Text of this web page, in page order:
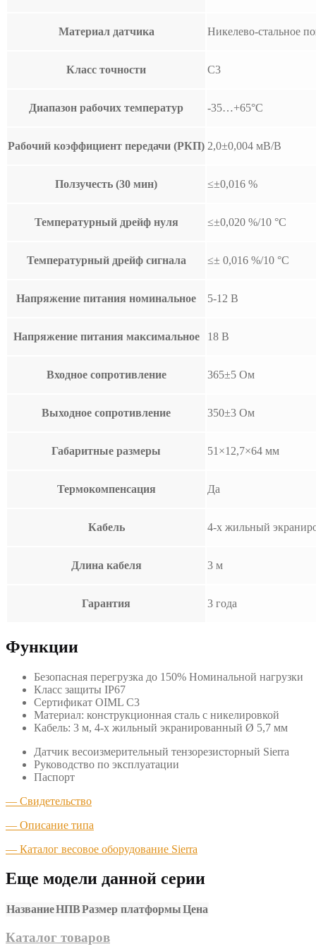
Материал датчика Никелево-стальное
Класс точности C3
Диапазон рабочих температур -35…+65°С
Рабочий коэффициент передачи (РКП) 2,0±0,004 мВ/В
Ползучесть (30 мин) ≤±0,016 %
Температурный дрейф нуля ≤±0,020 %/10 °C
Температурный дрейф сигнала ≤± 0,016 %/10 °C
Напряжение питания номинальное 5-12 В
Напряжение питания максимальное 18 В
Входное сопротивление 365±5 Ом
Выходное сопротивление 350±3 Ом
Габаритные размеры 51×12,7×64 мм
Термокомпенсация Да
Кабель 4-х жильный
Длина кабеля 3 м
Гарантия 3 года
Функции
Безопасная перегрузка до 150% Номинальной нагрузки
Класс защиты IP67
Сертификат OIML C3
Материал: конструкционная сталь с никелировкой
Кабель: 3 м, 4-х жильный экранированный Ø 5,7 мм
Датчик весоизмерительный тензорезисторный Sierra
Руководство по эксплуатации
Паспорт
— Свидетельство
— Описание типа
— Каталог весовое оборудование Sierra
Еще модели данной серии
НазваниеНПВРазмер платформыЦена
Каталог товаров